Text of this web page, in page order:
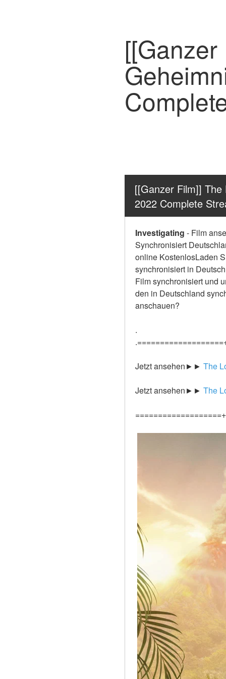
[[Ganzer Film]]
2022 Complete
Investigating - Film
Synchronisiert
online KostenlosLaden
synchronisiert in
Film synchronisiert und
den in Deutschland
anschauen?
.
Jetzt ansehen►► The
Jetzt ansehen►► The